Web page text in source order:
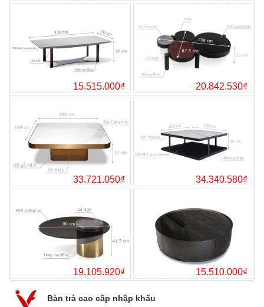
22.556.700₫
15.515.000₫
33.721.050₫
Bàn trà cao cấp nhập khẩu